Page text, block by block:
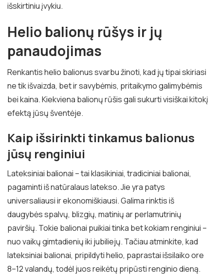
išskirtiniu įvykiu.
Helio balionų rūšys ir jų
panaudojimas
Renkantis helio balionus svarbu žinoti, kad jų tipai skiriasi
ne tik išvaizda, bet ir savybėmis, pritaikymo galimybėmis
bei kaina. Kiekviena balionų rūšis gali sukurti visiškai kitokį
efektą jūsų šventėje.
Kaip išsirinkti tinkamus balionus
jūsų renginiui
Lateksiniai balionai – tai klasikiniai, tradiciniai balionai,
pagaminti iš natūralaus latekso. Jie yra patys
universaliausi ir ekonomiškiausi. Galima rinktis iš
daugybės spalvų, blizgių, matinių ar perlamutrinių
paviršių. Tokie balionai puikiai tinka bet kokiam renginiui –
nuo vaikų gimtadienių iki jubiliejų. Tačiau atminkite, kad
lateksiniai balionai, pripildyti helio, paprastai išsilaiko ore
8–12 valandų, todėl juos reikėtų pripūsti renginio dieną.